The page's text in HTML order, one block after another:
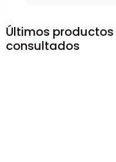
Últimos productos
consultados